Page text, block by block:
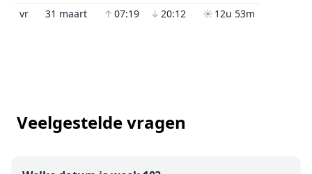
vr
31 maart ↑ 07:19 ↓ 20:12 ☀ 12u 53m
Veelgestelde vragen